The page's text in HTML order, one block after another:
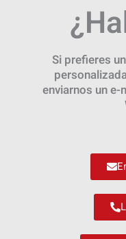
Si prefieres
enviarnos un